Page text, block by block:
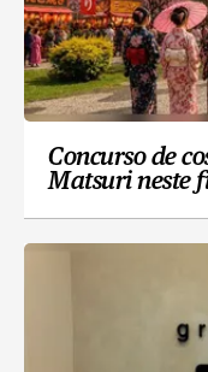
Concurso de
Matsuri neste